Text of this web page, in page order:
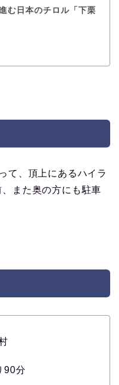
む日本のチロル「下栗
て、頂上にあるハイラ
また奥の方にも駐車
分